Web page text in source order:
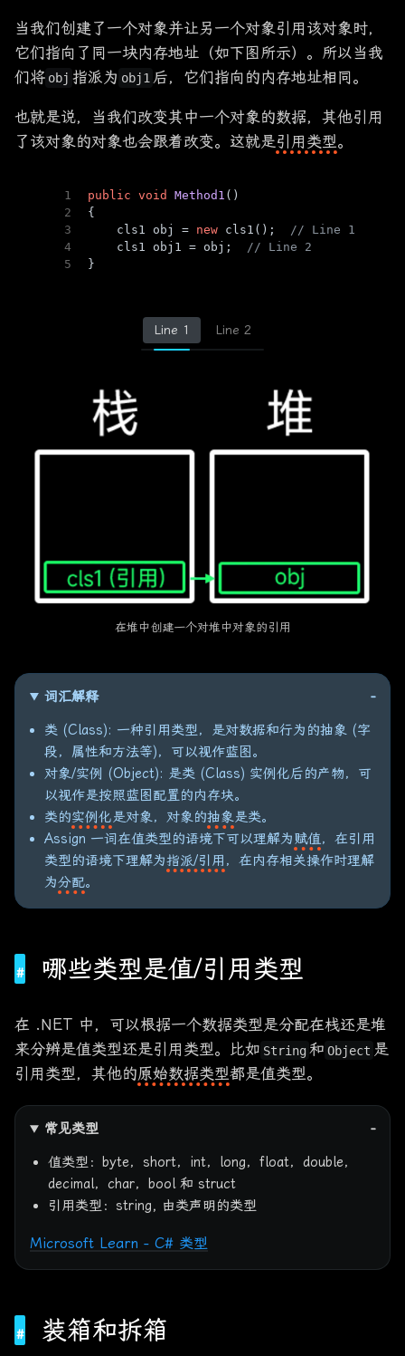
编译器会将这一块内存分配在上一次内存分配的顶部
当我们创建了一个对象并让另一个对象引用该对象时，
它们指向了同一块内存地址（如下图所示）。所以当我
们将 obj 指派为 obj1 后，它们指向的内存地址相同。
也就是说，当我们改变其中一个对象的数据，其他引用
了该对象的对象也会跟着改变。这就是引用类型。
1
2
3
4
5
public void Method1 ()
{
    cls1 obj =
new cls1(); // Line 1
    cls1 obj1 = obj;
// Line 2
}
Line 1 Line 2
在堆中创建一个对堆中对象的引用
词汇解释
类 (Class): 一种引用类型，是对数据和行为的抽象 (字
段，属性和方法等)，可以视作蓝图。
对象/实例 (Object): 是类 (Class) 实例化后的产物，可
以视作是按照蓝图配置的内存块。
类的实例化是对象，对象的抽象是类。
Assign 一词在值类型的语境下可以理解为赋值，在引用
类型的语境下理解为指派/引用 ，在内存相关操作时理解
为分配。
哪些类型是值/引用类型
在 .NET 中，可以根据一个数据类型是分配在栈还是堆
来分辨是值类型还是引用类型。比如 String和 Object 是
引用类型，其他的原始数据类型都是值类型。
常见类型
值类型：byte，short，int，long，float，double，
decimal，char，bool 和 struct
引用类型：string, 由类声明的类型
Microsoft Learn - C# 类型
装箱和拆箱